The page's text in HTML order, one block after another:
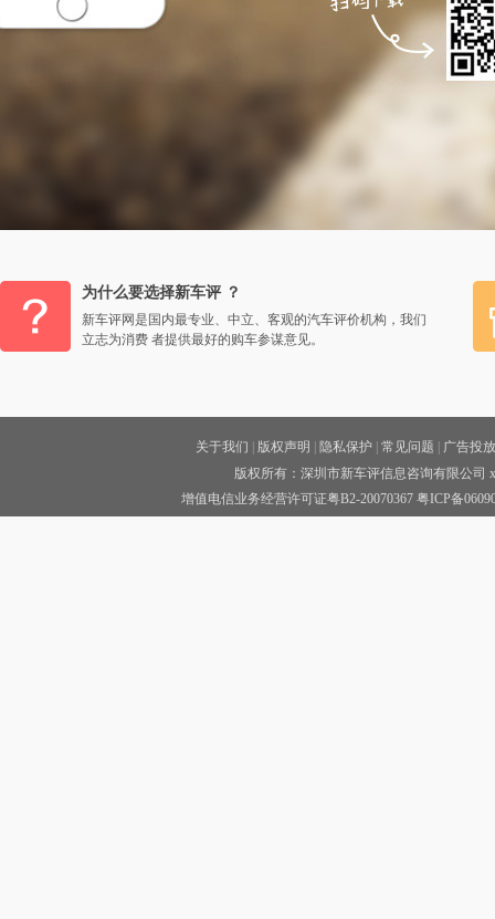
为什么要选择新车评 ？
新车评网是国内最专业、中立、客观的汽车评价机构，我们
立志为消费 者提供最好的购车参谋意见。
关于我们 版权声明 隐私保护 常见问题
广告投放
版权所有：深圳市新车评信息咨询有限公司
增值电信业务经营许可证粤B2-20070367粤ICP备